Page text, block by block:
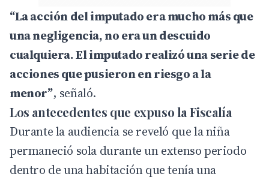
“La acción del imputado era mucho más que
una negligencia, no era un descuido
cualquiera. El imputado realizó una serie de
acciones que pusieron en riesgo a la
menor”, señaló.
Los antecedentes que expuso la Fiscalía
Durante la audiencia se reveló que la niña
permaneció sola durante un extenso periodo
dentro de una habitación que tenía una